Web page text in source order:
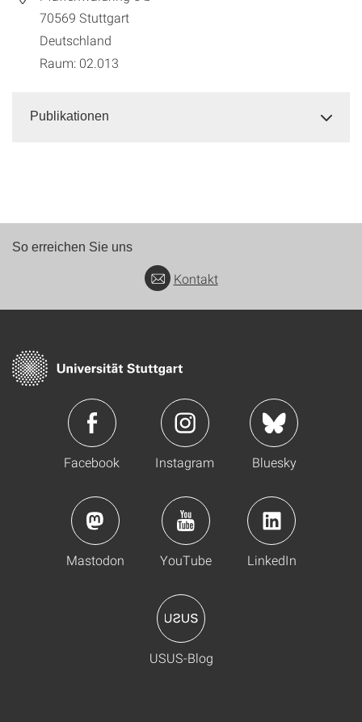
70569 Stuttgart
Deutschland
Raum: 02.013
Publikationen
So erreichen Sie uns
Kontakt
Facebook Instagram Bluesky
Mastodon YouTube LinkedIn
USUS-Blog